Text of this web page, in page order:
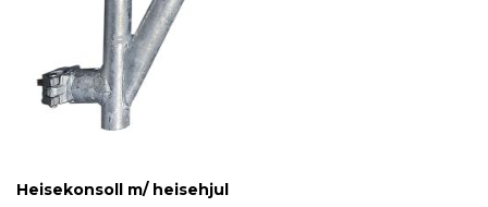
Heisekonsoll m/ heisehjul